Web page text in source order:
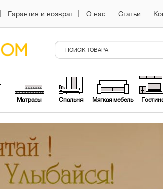
Гарантия и возврат О нас Статьи
Матрасы Спальня Мягкая мебель